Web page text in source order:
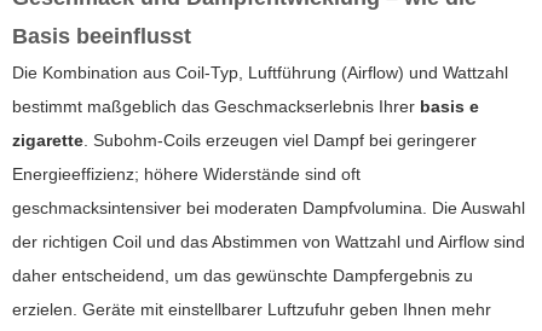
Basis beeinflusst
Die Kombination aus Coil-Typ, Luftführung (Airflow) und Wattzahl
bestimmt maßgeblich das Geschmackserlebnis Ihrer basis e
zigarette . Subohm-Coils erzeugen viel Dampf bei geringerer
Energieeffizienz; höhere Widerstände sind oft
geschmacksintensiver bei moderaten Dampfvolumina. Die Auswahl
der richtigen Coil und das Abstimmen von Wattzahl und Airflow sind
daher entscheidend, um das gewünschte Dampfergebnis zu
erzielen. Geräte mit einstellbarer Luftzufuhr geben Ihnen mehr